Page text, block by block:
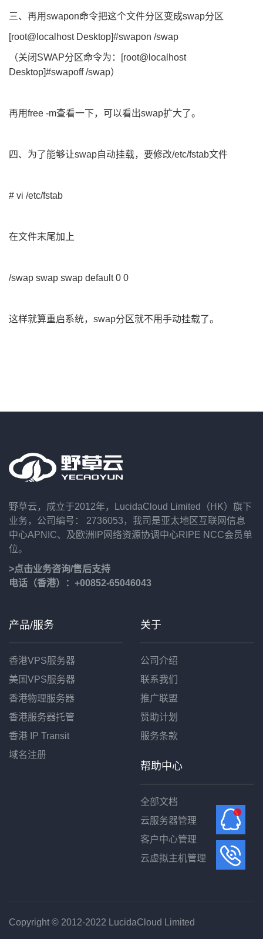
三、再用swapon命令把这个文件分区变成swap分区
[root@localhost Desktop]#swapon /swap
（关闭SWAP分区命令为：[root@localhost
Desktop]#swapoff /swap）
再用free -m查看一下，可以看出swap扩大了。
四、为了能够让swap自动挂载，要修改/etc/fstab文件
# vi /etc/fstab
在文件末尾加上
/swap swap swap default 0 0
这样就算重启系统，swap分区就不用手动挂载了。
野草云，成立于2012年，LucidaCloud Limited（HK）旗下
业务，公司编号： 2736053，我司是亚太地区互联网信息
中心APNIC、及欧洲IP网络资源协调中心RIPE NCC会员单
位。
>点击业务咨询/售后支持
电话（香港）：+00852-65046043
产品/服务
香港VPS服务器
美国VPS服务器
香港物理服务器
香港服务器托管
香港 IP Transit
域名注册
关于
公司介绍
联系我们
推广联盟
赞助计划
服务条款
帮助中心
全部文档
云服务器管理
客户中心管理
云虚拟主机管理
Copyright © 2012-2022 LucidaCloud Limited